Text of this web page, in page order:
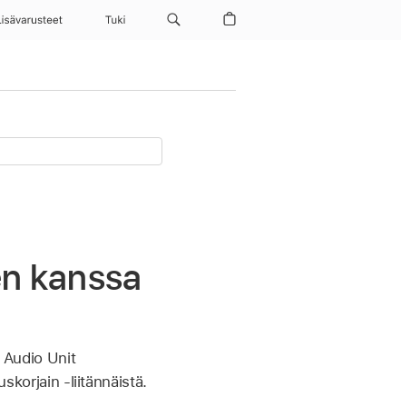
Tuki
kanssa
Audio Unit
‑liitännäistä.